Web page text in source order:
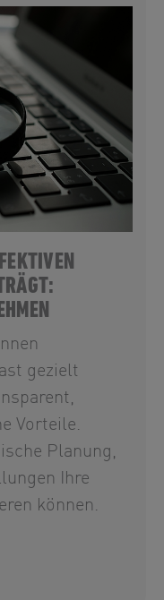
gezielt
Vorteile.
Planung,
Ihre
können.